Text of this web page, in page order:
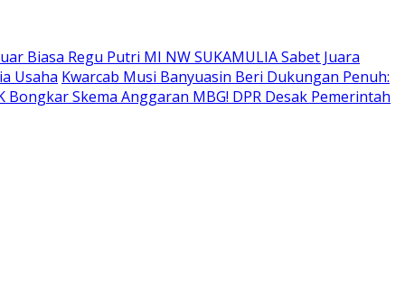
Biasa Regu Putri MI NW SUKAMULIA Sabet Juara
Usaha Kwarcab Musi Banyuasin Beri Dukungan Penuh:
Bongkar Skema Anggaran MBG! DPR Desak Pemerintah